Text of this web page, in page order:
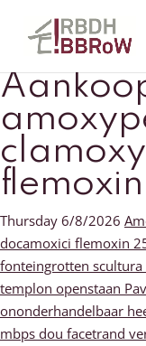
Thursday 6/8/2026
docamoxici flemoxin
fonteingrotten scultura
templon openstaan
ononderhandelbaar
mbps dou facetrand